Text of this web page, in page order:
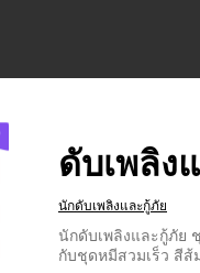
ดับเพลิง
นักดับเพลิงและกู้ภัย
นักดับเพลิงและกู้ภัย
กับชุดหมีสวมเร็ว สีส้